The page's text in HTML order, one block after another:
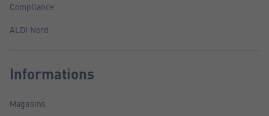
Compliance
ALDI Nord
Informations
Magasins